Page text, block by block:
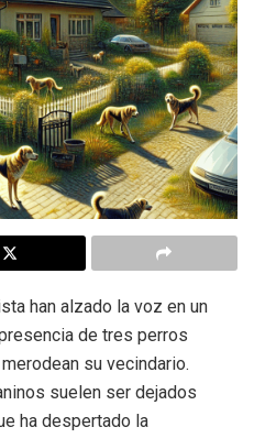
han alzado la voz en un
de tres perros
su vecindario.
suelen ser dejados
ha despertado la